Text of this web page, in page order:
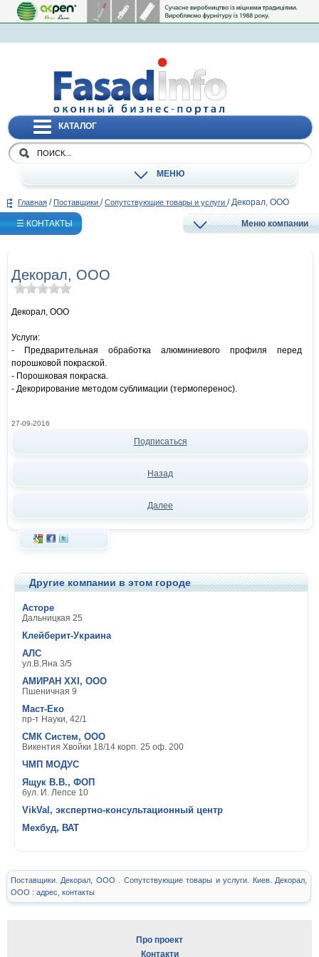
КАТАЛОГ
МЕНЮ
Главная / Поставщики / Сопутствующие товары и услуги / Декорал, ООО
☰ КОНТАКТЫ Меню компании
Декорал, ООО
Декорал, ООО
Услуги:
- Предварительная обработка алюминиевого профиля перед
порошковой покраской.
- Порошковая покраска.
- Декорирование методом сублимации (термоперенос).
27-09-2016
Подписаться
Назад
Далее
Другие компании в этом городе
Асторе
Дальницкая 25
Клейберит-Украина
АЛС
ул.В.Яна 3/5
АМИРАН ХХI, ООО
Пшеничная 9
Маст-Еко
пр-т Науки, 42/1
СМК Систем, ООО
Викентия Хвойки 18/14 корп. 25 оф. 200
ЧМП МОДУС
Ящук В.В., ФОП
бул. И. Лепсе 10
VikVal, экспертно-консультационный центр
Мехбуд, ВАТ
Поставщики. Декорал, ООО . Сопутствующие товары и услуги. Киев. Декорал,
ООО : адрес, контакты
Про проект
Контакти